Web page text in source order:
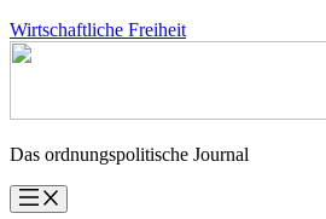
Zum
Inhalt
Wirtschaftliche Freiheit
Das ordnungspolitische Journal